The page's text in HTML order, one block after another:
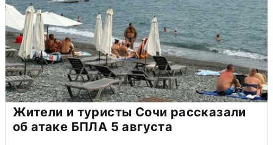
Жители и туристы Сочи рассказали
об атаке БПЛА 5 августа